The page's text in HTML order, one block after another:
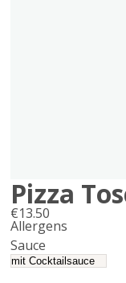
Pizza
€13.50
Allergens
Product
allergen
Sauce